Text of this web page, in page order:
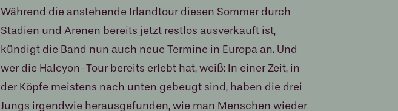
Während die anstehende Irlandtour diesen Sommer durch
Stadien und Arenen bereits jetzt restlos ausverkauft ist,
kündigt die Band nun auch neue Termine in Europa an. Und
wer die Halcyon-Tour bereits erlebt hat, weiß: In einer Zeit, in
der Köpfe meistens nach unten gebeugt sind, haben die drei
Jungs irgendwie herausgefunden, wie man Menschen wieder